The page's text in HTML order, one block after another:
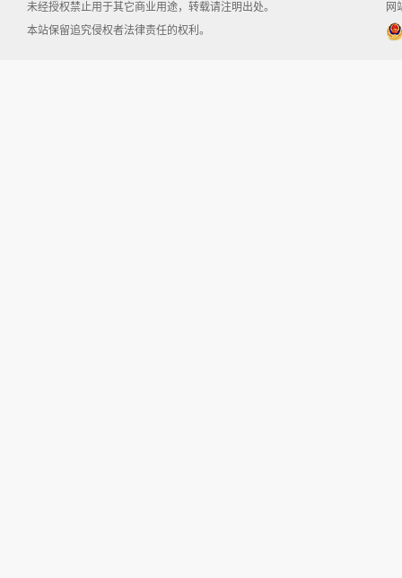
未经授权禁止用于其它商业用途，转载请注明出处。
本站保留追究侵权者法律责任的权利。
网